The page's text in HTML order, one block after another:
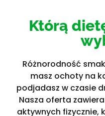
Którą
Różnorodność
masz ochoty na
podjadasz w czasie
Nasza oferta
aktywnych fizycznie,